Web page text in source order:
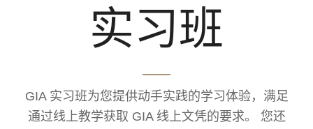
实习班
GIA 实习班为您提供动手实践的学习体验，满足
通过线上教学获取 GIA 线上文凭的要求。 您还